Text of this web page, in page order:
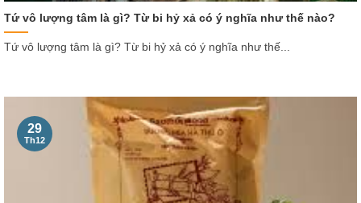
Tứ vô lượng tâm là gì? Từ bi hỷ xả có ý nghĩa như thế nào?
Tứ vô lượng tâm là gì? Từ bi hỷ xả có ý nghĩa như thế...
29
Th12